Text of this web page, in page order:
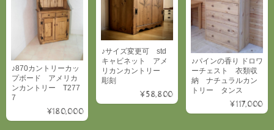
♪870カントリーカッ
プボード アメリカ
ンカントリー T277
7
¥180,000
♪サイズ変更可 std
キャビネット アメ
リカンカントリー
彫刻
¥58,800
♪パインの香り ドロワ
ーチェスト 衣類収
納 ナチュラルカン
トリー タンス
¥117,000